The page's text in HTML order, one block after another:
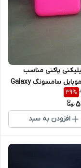
پاکنی مناسب
گوشی موبایل سامسونگ Galaxy
39%
افزودن به سبد